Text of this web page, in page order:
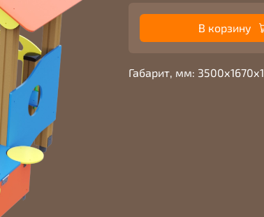
В корзину
Габарит, мм: